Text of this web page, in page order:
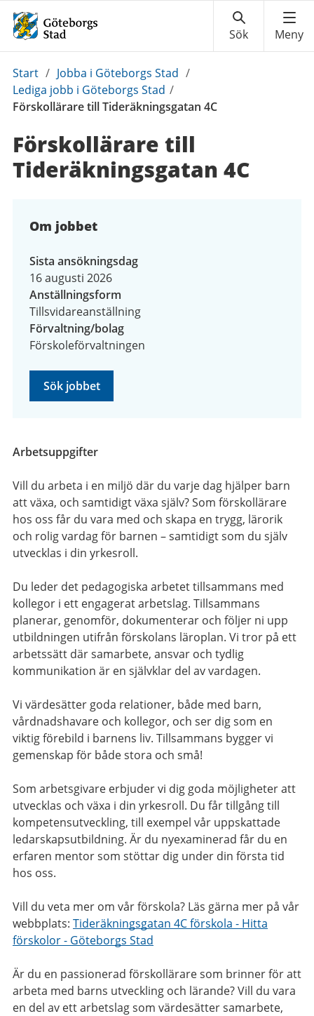
Du
är
här:
Start / Jobba i Göteborgs Stad /
Lediga jobb i Göteborgs Stad /
Förskollärare till Tideräkningsgatan 4C
Förskollärare till
Tideräkningsgatan 4C
Om jobbet
Sista ansökningsdag
16 augusti 2026
Anställningsform
Tillsvidareanställning
Förvaltning/bolag
Förskoleförvaltningen
Sök jobbet
Arbetsuppgifter
Vill du arbeta i en miljö där du varje dag hjälper barn
att växa, och samtidigt växa själv? Som förskollärare
hos oss får du vara med och skapa en trygg, lärorik
och rolig vardag för barnen – samtidigt som du själv
utvecklas i din yrkesroll.
Du leder det pedagogiska arbetet tillsammans med
kollegor i ett engagerat arbetslag. Tillsammans
planerar, genomför, dokumenterar och följer ni upp
utbildningen utifrån förskolans läroplan. Vi tror på ett
arbetssätt där samarbete, ansvar och tydlig
kommunikation är en självklar del av vardagen.
Vi värdesätter goda relationer, både med barn,
vårdnadshavare och kollegor, och ser dig som en
viktig förebild i barnens liv. Tillsammans bygger vi
gemenskap för både stora och små!
Som arbetsgivare erbjuder vi dig goda möjligheter att
utvecklas och växa i din yrkesroll. Du får tillgång till
kompetensutveckling, till exempel vår uppskattade
ledarskapsutbildning. Är du nyexaminerad får du en
erfaren mentor som stöttar dig under din första tid
hos oss.
Vill du veta mer om vår förskola? Läs gärna mer på vår
webbplats: Tideräkningsgatan 4C förskola - Hitta
förskolor - Göteborgs Stad
Är du en passionerad förskollärare som brinner för att
arbeta med barns utveckling och lärande? Vill du vara
en del av ett arbetslag som värdesätter samarbete,